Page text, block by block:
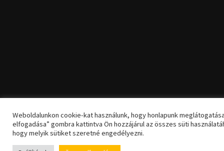
Weboldalunkon cookie-kat használunk, hogy honlapunk
elfogadása” gombra kattintva Ön hozzájárul az összes süti
hogy melyik sütiket szeretné engedélyezni.